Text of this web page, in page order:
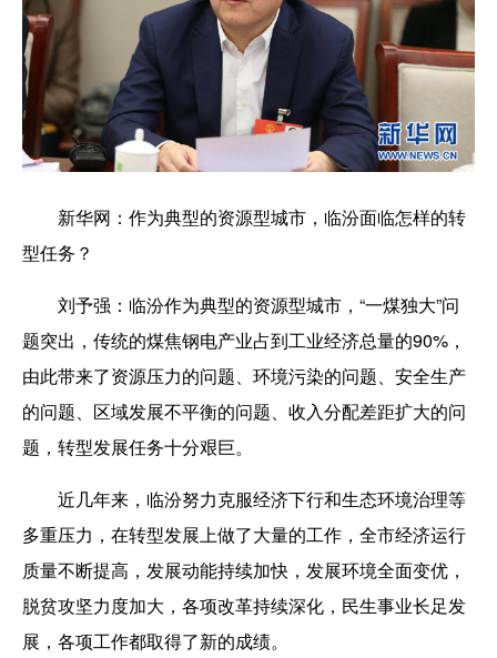
新华网： 作为典型的资源型城市，临汾面临怎样的转
型任务？
刘予强： 临汾作为典型的资源型城市，“一煤独大”问
题突出，传统的煤焦钢电产业占到工业经济总量的90%，
由此带来了资源压力的问题、环境污染的问题、安全生产
的问题、区域发展不平衡的问题、收入分配差距扩大的问
题，转型发展任务十分艰巨。
近几年来，临汾努力克服经济下行和生态环境治理等
多重压力，在转型发展上做了大量的工作，全市经济运行
质量不断提高，发展动能持续加快，发展环境全面变优，
脱贫攻坚力度加大，各项改革持续深化，民生事业长足发
展，各项工作都取得了新的成绩。